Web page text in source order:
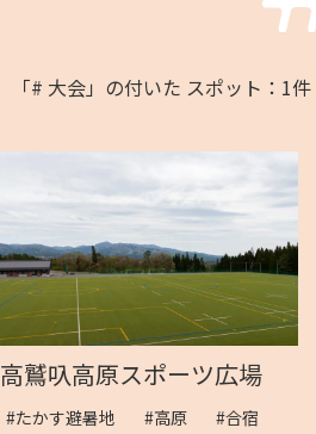
「# 大会」の付いた スポット：1件
高鷲叺高原スポーツ広場
#たかす避暑地 #高原
#合宿